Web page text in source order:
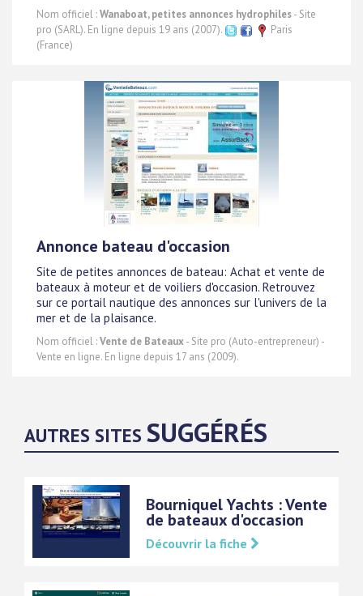
Nom officiel :Wanaboat, petites annonces hydrophiles- Site
pro (SARL). En ligne depuis 19 ans (2007).
Paris
(France)
Annonce bateau d'occasion
Site de petites annonces de bateau: Achat et vente de
bateaux à moteur et de voiliers d'occasion. Retrouvez
sur ce portail nautique des annonces sur l'univers de la
mer et de la plaisance.
Nom officiel :Vente de Bateaux- Site pro (Auto-entrepreneur) -
Vente en ligne. En ligne depuis 17 ans (2009).
AUTRES SITES SUGGÉRÉS
Bourniquel Yachts : Vente
de bateaux d'occasion
Découvrir la fiche